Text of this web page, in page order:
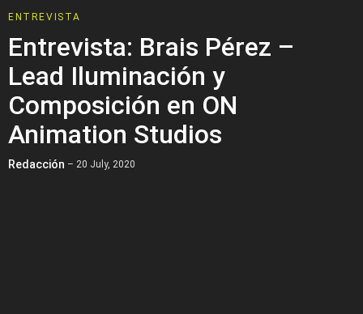
ENTREVISTA
Entrevista: Brais Pérez –
Lead Iluminación y
Composición en ON
Animation Studios
Redacción – 20 July, 2020